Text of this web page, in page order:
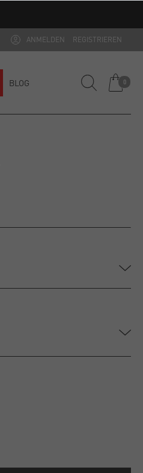
ANMELDEN REGISTRIEREN
BLOG 0